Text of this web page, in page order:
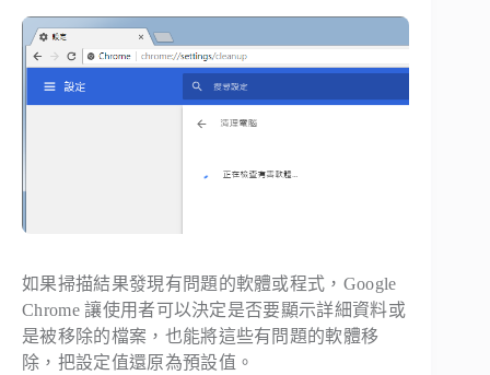
如果掃描結果發現有問題的軟體或程式，Google
Chrome 讓使用者可以決定是否要顯示詳細資料或
是被移除的檔案，也能將這些有問題的軟體移
除，把設定值還原為預設值。